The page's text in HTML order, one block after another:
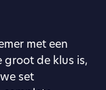
met een
de klus is,
set